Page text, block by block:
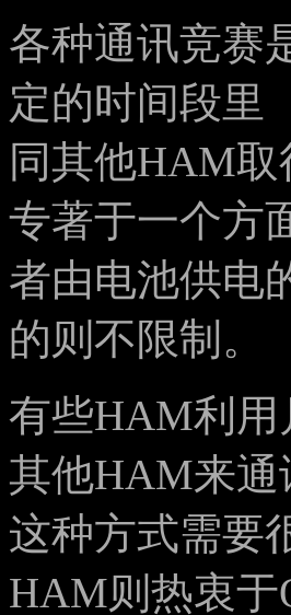
各种通讯竞赛
定的时间段里
同其他HAM
专著于一个方
者由电池供电
的则不限制。
有些HAM利用
其他HAM来通
这种方式需要
HAM则热衷于